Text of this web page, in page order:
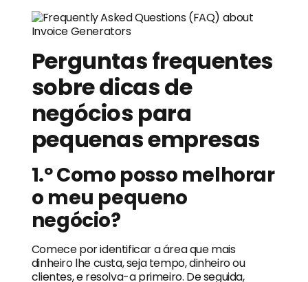
Perguntas frequentes
sobre dicas de
negócios para
pequenas empresas
1.º Como posso melhorar
o meu pequeno
negócio?
Comece por identificar a área que mais
dinheiro lhe custa, seja tempo, dinheiro ou
clientes, e resolva-a primeiro. De seguida,